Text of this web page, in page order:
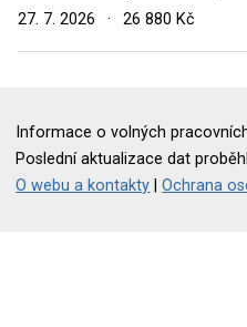
27. 7. 2026
· 26 880 Kč
Informace o volných
Poslední aktualizace dat
O webu a kontakty |Ochrana